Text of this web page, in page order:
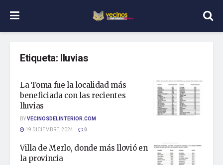
Etiqueta: lluvias
La Toma fue la localidad más
beneficiada con las recientes
lluvias
BYVECINOSDELINTERIOR.COM
19 DICIEMBRE, 2024
0
Villa de Merlo, donde más llovió en
la provincia